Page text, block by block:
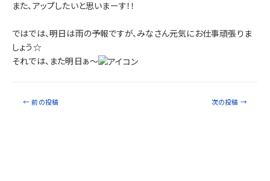
また、アップしたいと思いまーす！！
ではでは、明日は雨の予報ですが、みなさん元気にお仕事頑張りま
しょう☆
それでは、また明日ぁ～
← 前の投稿 次の投稿 →